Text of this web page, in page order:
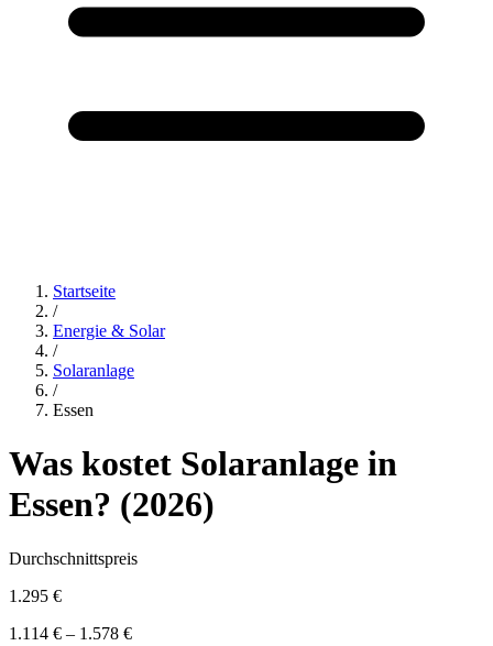
Startseite
/
Energie & Solar
/
Solaranlage
/
Essen
Was kostet Solaranlage in
Essen? (2026)
Durchschnittspreis
1.295 €
1.114 € – 1.578 €